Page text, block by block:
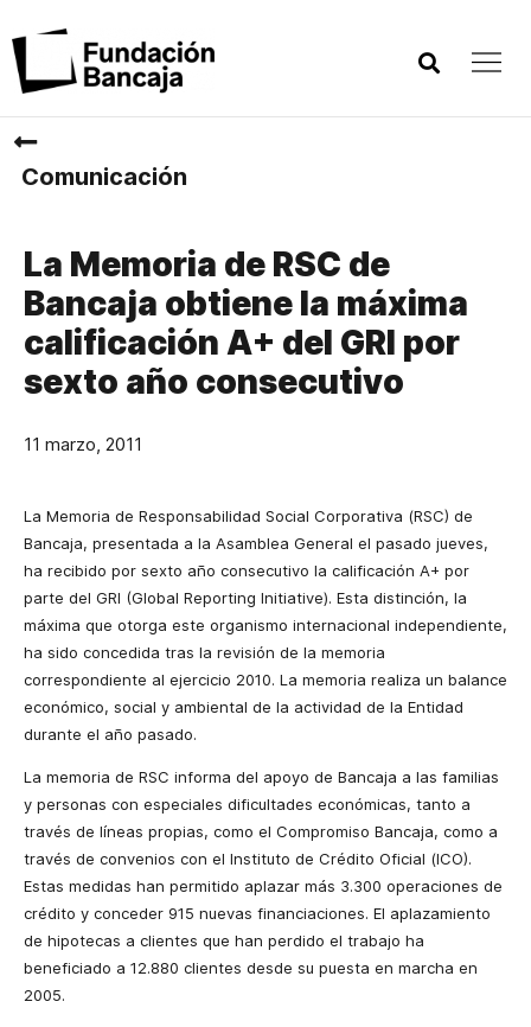
Comunicación
La Memoria de RSC de
Bancaja obtiene la máxima
calificación A+ del GRI por
sexto año consecutivo
11 marzo, 2011
La Memoria de Responsabilidad Social Corporativa (RSC) de
Bancaja, presentada a la Asamblea General el pasado jueves,
ha recibido por sexto año consecutivo la calificación A+ por
parte del GRI (Global Reporting Initiative). Esta distinción, la
máxima que otorga este organismo internacional independiente,
ha sido concedida tras la revisión de la memoria
correspondiente al ejercicio 2010. La memoria realiza un balance
económico, social y ambiental de la actividad de la Entidad
durante el año pasado.
La memoria de RSC informa del apoyo de Bancaja a las familias
y personas con especiales dificultades económicas, tanto a
través de líneas propias, como el Compromiso Bancaja, como a
través de convenios con el Instituto de Crédito Oficial (ICO).
Estas medidas han permitido aplazar más 3.300 operaciones de
crédito y conceder 915 nuevas financiaciones. El aplazamiento
de hipotecas a clientes que han perdido el trabajo ha
beneficiado a 12.880 clientes desde su puesta en marcha en
2005.